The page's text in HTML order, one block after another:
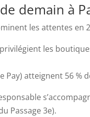
demain à
les attentes en
les
Pay) atteignent 56 %
Passage 3e).